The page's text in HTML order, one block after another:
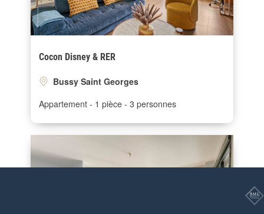
Cocon Disney & RER
Bussy Saint Georges
Appartement 1 pièce 3 personnes